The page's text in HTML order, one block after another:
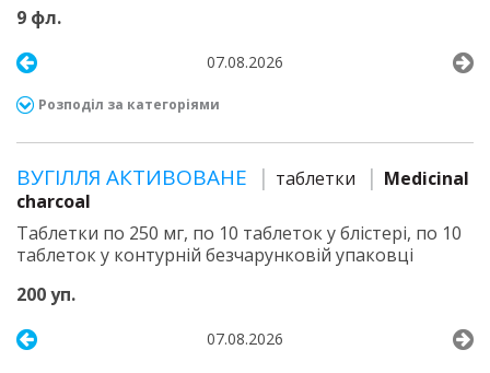
9 фл.
07.08.2026
Розподіл за категоріями
ВУГІЛЛЯ АКТИВОВАНЕ таблетки
Medicinal
charcoal
Таблетки по 250 мг, по 10 таблеток у блістері, по 10
таблеток у контурній безчарунковій упаковці
200 уп.
07.08.2026